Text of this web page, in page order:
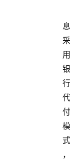
息
采
用
银
行
代
付
模
式
，